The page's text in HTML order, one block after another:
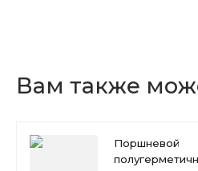
Вам также
Поршневой